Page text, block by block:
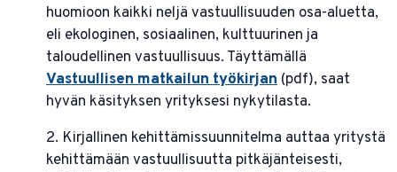
huomioon kaikki neljä vastuullisuuden osa-aluetta,
eli ekologinen, sosiaalinen, kulttuurinen ja
taloudellinen vastuullisuus. Täyttämällä
Vastuullisen matkailun työkirjan (pdf), saat
hyvän käsityksen yrityksesi nykytilasta.
2. Kirjallinen kehittämissuunnitelma auttaa yritystä
kehittämään vastuullisuutta pitkäjänteisesti,